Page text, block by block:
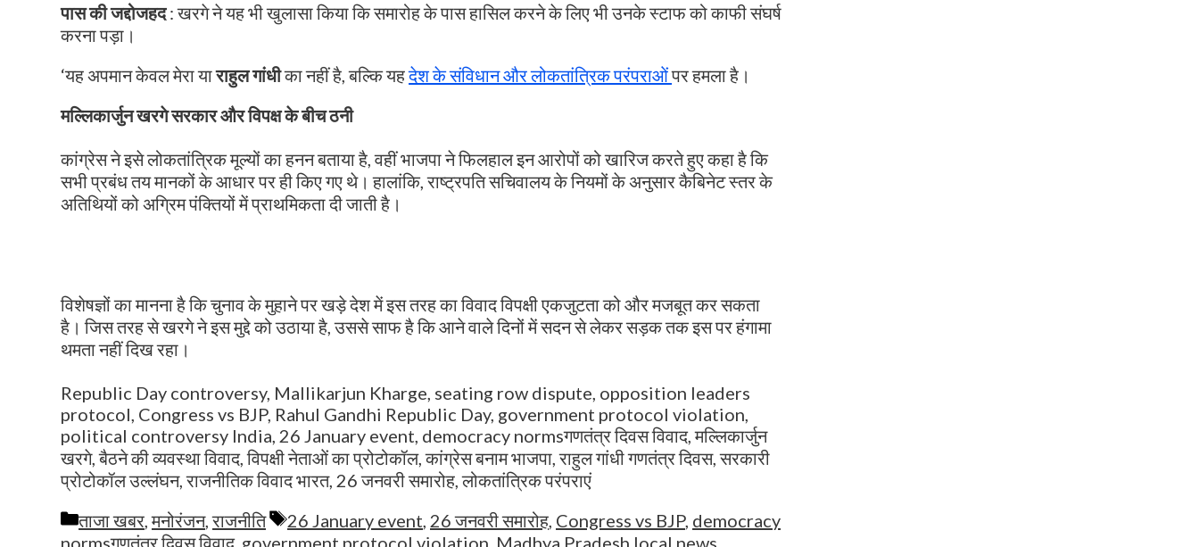
पास की जद्दोजहद: खरगे ने यह भी खुलासा किया कि समारोह के पास हासिल करने के लिए भी उनके स्टाफ को काफी संघर्ष
करना पड़ा।
‘यह अपमान केवल मेरा याराहुल गांधीका नहीं है, बल्कि यहदेश के संविधान और लोकतांत्रिक परंपराओंपर हमला है।
मल्लिकार्जुन खरगे सरकार और विपक्ष के बीच ठनी
कांग्रेस ने इसे लोकतांत्रिक मूल्यों का हनन बताया है, वहीं भाजपा ने फिलहाल इन आरोपों को खारिज करते हुए कहा है कि
सभी प्रबंध तय मानकों के आधार पर ही किए गए थे। हालांकि, राष्ट्रपति सचिवालय के नियमों के अनुसार कैबिनेट स्तर के
अतिथियों को अग्रिम पंक्तियों में प्राथमिकता दी जाती है।
विशेषज्ञों का मानना है कि चुनाव के मुहाने पर खड़े देश में इस तरह का विवाद विपक्षी एकजुटता को और मजबूत कर सकता
है। जिस तरह से खरगे ने इस मुद्दे को उठाया है, उससे साफ है कि आने वाले दिनों में सदन से लेकर सड़क तक इस पर हंगामा
थमता नहीं दिख रहा।
Republic Day controversy, Mallikarjun Kharge, seating row dispute, opposition leaders
protocol, Congress vs BJP, Rahul Gandhi Republic Day, government protocol violation,
political controversy India, 26 January event, democracy normsगणतंत्र दिवस विवाद, मल्लिकार्जुन
खरगे, बैठने की व्यवस्था विवाद, विपक्षी नेताओं का प्रोटोकॉल, कांग्रेस बनाम भाजपा, राहुल गांधी गणतंत्र दिवस, सरकारी
प्रोटोकॉल उल्लंघन, राजनीतिक विवाद भारत, 26 जनवरी समारोह, लोकतांत्रिक परंपराएं
Categories
ताजा खबर ,मनोरंजन,राजनीति Tags
26 January event 26 जनवरी समारोह Congress vs BJP, democracy
normsगणतंत्र दिवस विवाद, government protocol violation Madhya Pradesh local news